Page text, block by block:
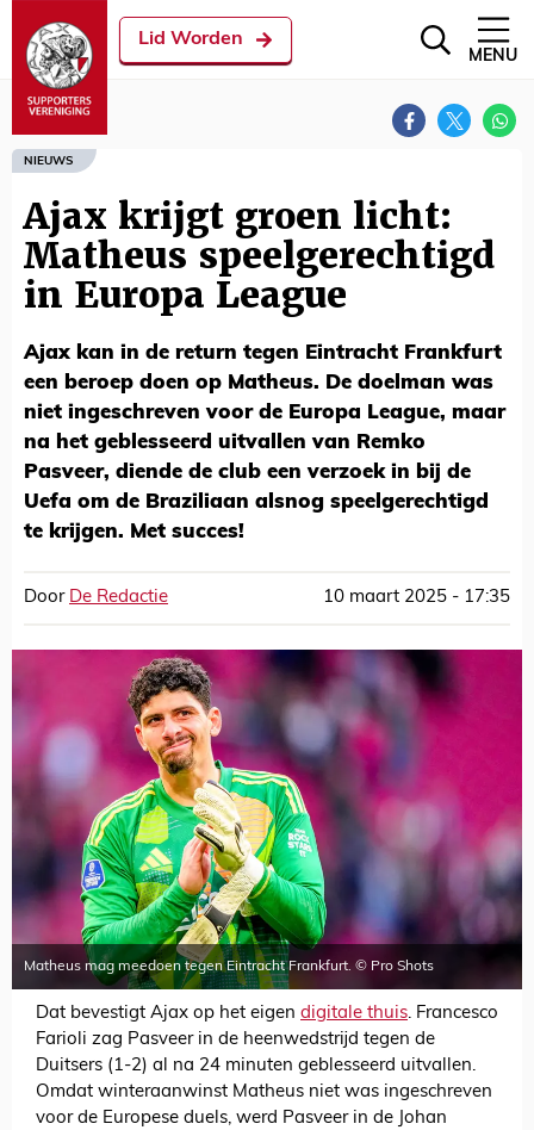
Lid Worden
MENU
NIEUWS
Ajax krijgt groen licht:
Matheus speelgerechtigd
in Europa League
Ajax kan in de return tegen Eintracht Frankfurt
een beroep doen op Matheus. De doelman was
niet ingeschreven voor de Europa League, maar
na het geblesseerd uitvallen van Remko
Pasveer, diende de club een verzoek in bij de
Uefa om de Braziliaan alsnog speelgerechtigd
te krijgen. Met succes!
Door De Redactie 10 maart 2025 - 17:35
Matheus mag meedoen tegen Eintracht Frankfurt. © Pro Shots
Dat bevestigt Ajax op het eigen digitale thuis. Francesco
Farioli zag Pasveer in de heenwedstrijd tegen de
Duitsers (1-2) al na 24 minuten geblesseerd uitvallen.
Omdat winteraanwinst Matheus niet was ingeschreven
voor de Europese duels, werd Pasveer in de Johan